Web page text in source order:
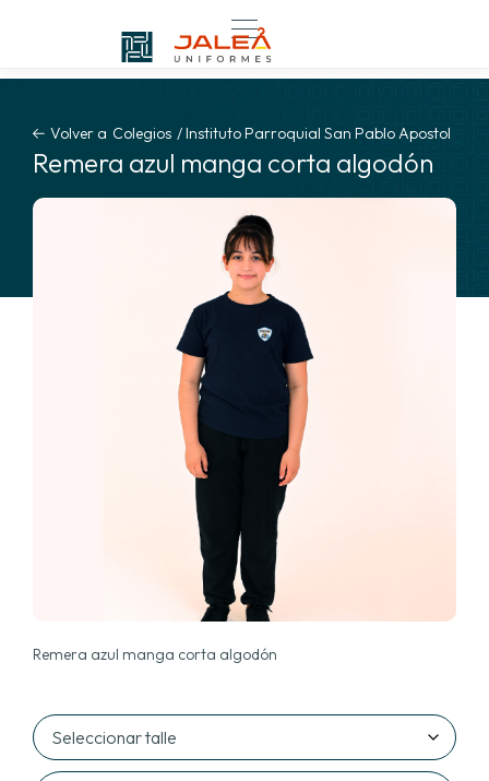
Volver a Colegios /Instituto Parroquial San Pablo Apostol
Remera azul manga corta algodón
Remera azul manga corta algodón